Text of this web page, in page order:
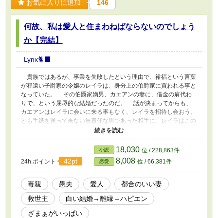
お気に入りに追加 146
何故、私は愛人と住まわねばならないのでしょう
か【完結】
Lynx🐈‍⬛
貴族ではあるが、事業を失敗したという理由で、裕福という言葉
が程遠い子爵家の令嬢のレイラは、身分上の伯爵家に買われる事と
なっていた。 その伯爵家嫡男、カエアンの妻に、借金の肩代わ
りで、という屈辱的な結婚だったのだ。 話が決まってからも、
カエアンはレイラに会いに来る事もなく、レイラを招待し会おう、
とも手紙を送って来ない無責任な男であった相手に、レイラはこの
結婚に不本意極まりなく、不満を思いつつも、口に出す事も許され
ない身の上の令嬢だった。 貧困の身ではあるのに、両親はレイ
ラの他に4人の兄弟姉妹が居り、日々お金の工面に右往左往する始
末であった。 不満1つも言える様な家庭環境で育ったレイラは、
これからの事を考えると不安でいっぱいだった−−−。 ＊終盤にᎻシ
ーンがありますので、R指定にしています
24h.ポイント 42pt
小説 18,030 位 / 228,863件
恋愛 8,008 位 / 66,381件
毒親 愚夫 愛人
都合のいい妻
救世主
白い結婚→離縁→ハピエン
ざまぁがいっぱい